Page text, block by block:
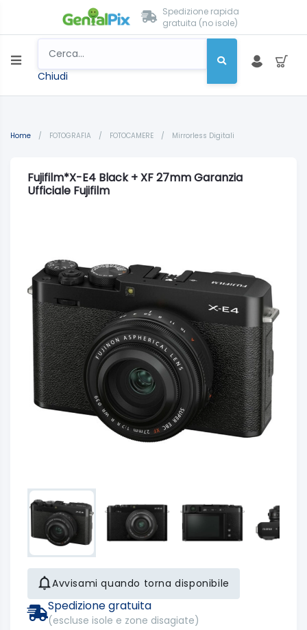
Spedizione rapida
gratuita (no isole)
Chiudi
Home / FOTOGRAFIA / FOTOCAMERE / Mirrorless Digitali
Fujifilm*X-E4 Black + XF 27mm Garanzia
Ufficiale Fujifilm
Avvisami quando torna disponibile
Spedizione gratuita
(escluse isole e zone disagiate)